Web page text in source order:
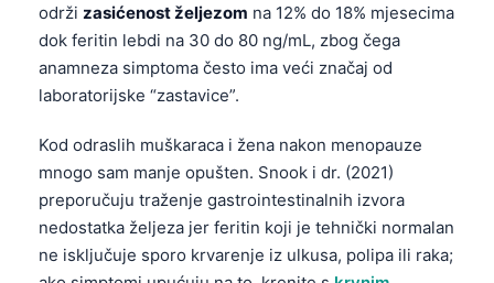
održi zasićenost željezom na 12% do 18% mjesecima
dok feritin lebdi na 30 do 80 ng/mL, zbog čega
anamneza simptoma često ima veći značaj od
laboratorijske “zastavice”.
Kod odraslih muškaraca i žena nakon menopauze
mnogo sam manje opušten. Snook i dr. (2021)
preporučuju traženje gastrointestinalnih izvora
nedostatka željeza jer feritin koji je tehnički normalan
ne isključuje sporo krvarenje iz ulkusa, polipa ili raka;